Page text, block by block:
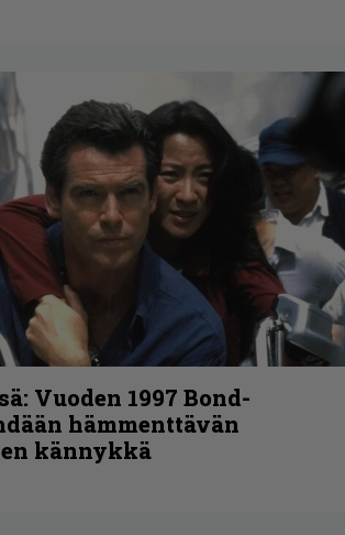
Vuoden 1997 Bond-
hämmenttävän
kännykkä